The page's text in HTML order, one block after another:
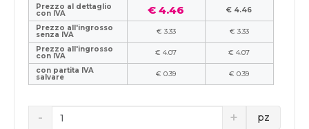
Prezzo al dettaglio
con IVA € 4.46
€ 4.46
Prezzo all'ingrosso
senza IVA € 3.33
€ 3.33
Prezzo all'ingrosso
con IVA € 4.07
€ 4.07
con partita IVA
salvare € 0.39 € 0.39
pz